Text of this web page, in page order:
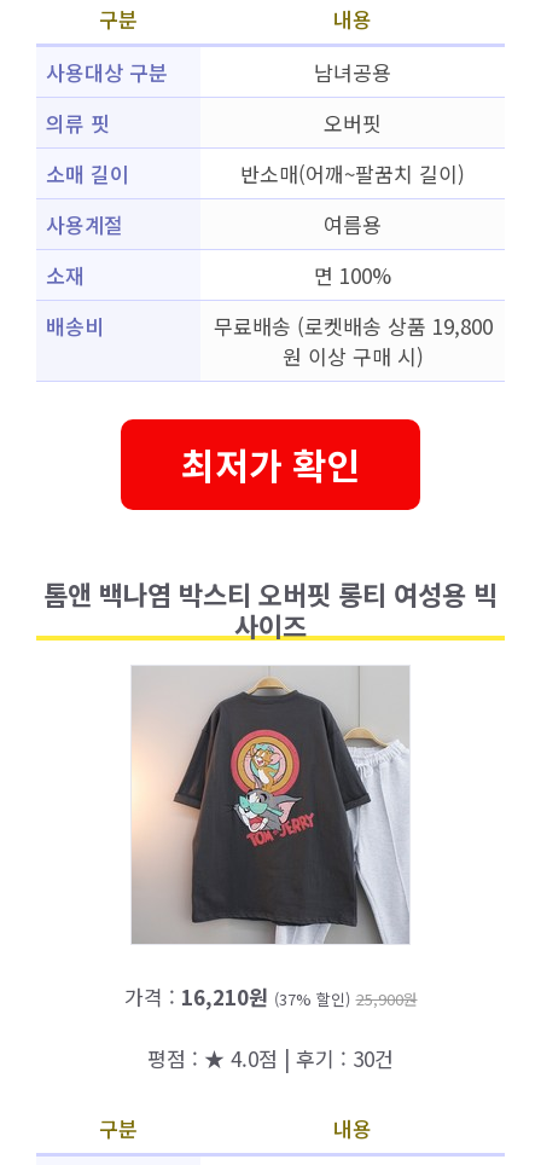
구분
내용
사용대상 구분
남녀공용
의류 핏
오버핏
소매 길이
반소매(어깨~팔꿈치 길이)
사용계절
여름용
소재
면 100%
배송비
무료배송 (로켓배송 상품 19,800
원 이상 구매 시)
최저가 확인
톰앤 백나염 박스티 오버핏 롱티 여성용 빅
사이즈
가격 : 16,210원 (37% 할인) 25,900원
평점 : ★ 4.0점 | 후기 : 30건
구분
내용